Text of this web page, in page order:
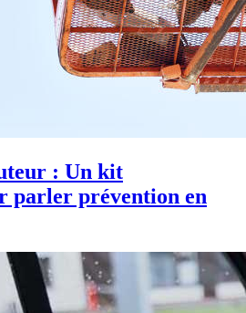
: Un kit
parler prévention en